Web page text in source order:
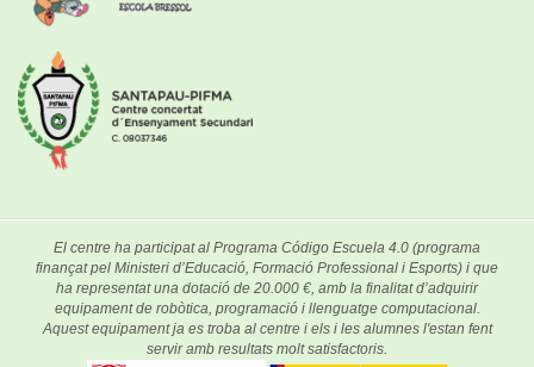
El centre ha participat al Programa Código Escuela 4.0 (programa
finançat pel Ministeri d’Educació, Formació Professional i Esports) i que
ha representat una dotació de 20.000 €, amb la finalitat d’adquirir
equipament de robòtica, programació i llenguatge computacional.
Aquest equipament ja es troba al centre i els i les alumnes l'estan fent
servir amb resultats molt satisfactoris.